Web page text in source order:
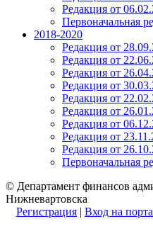
Редакция от
Первоначальная
2018-2020
Редакция от
Редакция от
Редакция от
Редакция от
Редакция от
Редакция от
Редакция от
Редакция от
Редакция от
Первоначальная
© Департамент финансов
Нижневартовска
Регистрация | Вход на